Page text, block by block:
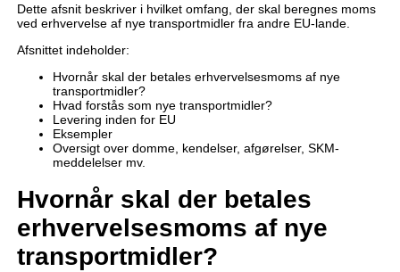
Dette afsnit beskriver i hvilket omfang, der skal beregnes moms
ved erhvervelse af nye transportmidler fra andre EU-lande.
Afsnittet indeholder:
Hvornår skal der betales erhvervelsesmoms af nye
transportmidler?
Hvad forstås som nye transportmidler?
Levering inden for EU
Eksempler
Oversigt over domme, kendelser, afgørelser, SKM-
meddelelser mv.
Hvornår skal der betales
erhvervelsesmoms af nye
transportmidler?